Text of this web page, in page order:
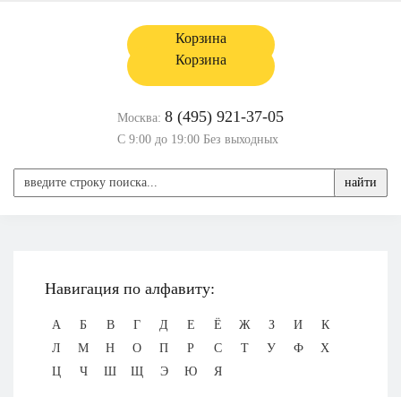
Корзина
Корзина
Москва: 8 (495) 921-37-05
С 9:00 до 19:00 Без выходных
найти
Навигация по алфавиту:
А Б В Г Д Е Ё Ж З И
К
Л
М Н О П Р С Т У Ф
Х
Ц
Ч Ш Щ Э Ю Я